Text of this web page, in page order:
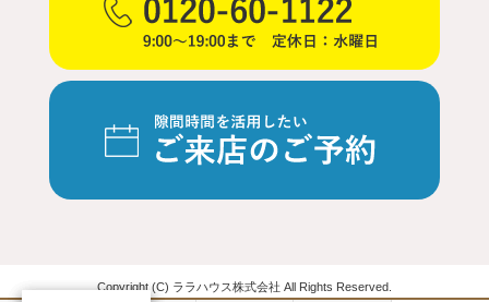
Copyright (C) ララハウス株式会社 All Rights Reserved.